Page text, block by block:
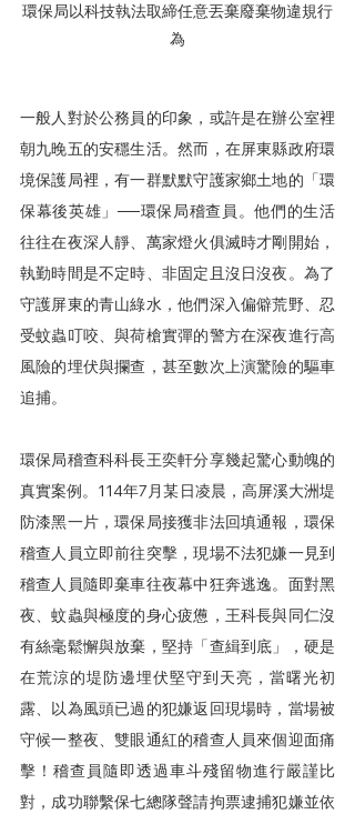
環保局以科技執法取締任意丟棄廢棄物違規行
為
一般人對於公務員的印象，或許是在辦公室裡
朝九晚五的安穩生活。然而，在屏東縣政府環
境保護局裡，有一群默默守護家鄉土地的「環
保幕後英雄」──環保局稽查員。他們的生活
往往在夜深人靜、萬家燈火俱滅時才剛開始，
執勤時間是不定時、非固定且沒日沒夜。為了
守護屏東的青山綠水，他們深入偏僻荒野、忍
受蚊蟲叮咬、與荷槍實彈的警方在深夜進行高
風險的埋伏與攔查，甚至數次上演驚險的驅車
追捕。
環保局稽查科科長王奕軒分享幾起驚心動魄的
真實案例。114年7月某日凌晨，高屏溪大洲堤
防漆黑一片，環保局接獲非法回填通報，環保
稽查人員立即前往突擊，現場不法犯嫌一見到
稽查人員隨即棄車往夜幕中狂奔逃逸。面對黑
夜、蚊蟲與極度的身心疲憊，王科長與同仁沒
有絲毫鬆懈與放棄，堅持「查緝到底」，硬是
在荒涼的堤防邊埋伏堅守到天亮，當曙光初
露、以為風頭已過的犯嫌返回現場時，當場被
守候一整夜、雙眼通紅的稽查人員來個迎面痛
擊！稽查員隨即透過車斗殘留物進行嚴謹比
對，成功聯繫保七總隊聲請拘票逮捕犯嫌並依